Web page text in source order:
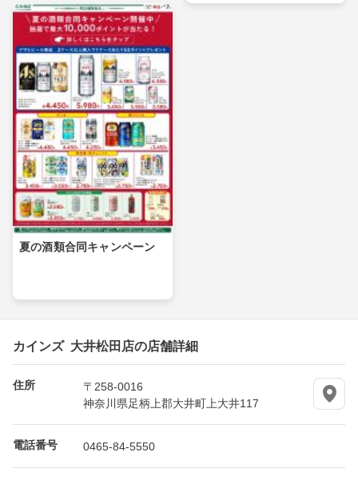
夏の酒類合同キャンペーン
カインズ 大井松田店の店舗詳細
住所
〒258-0016
神奈川県足柄上郡大井町上大井117
電話番号 0465-84-5550